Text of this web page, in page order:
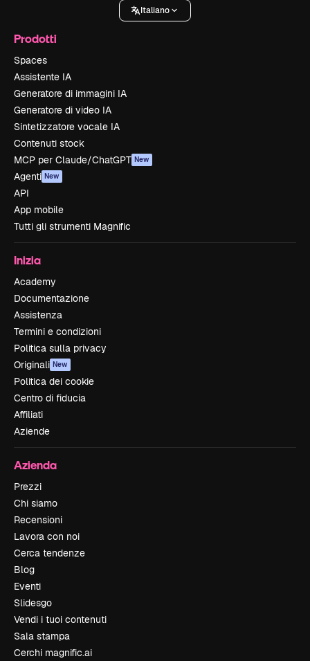
Italiano
Prodotti
Spaces
Assistente IA
Generatore di immagini IA
Generatore di video IA
Sintetizzatore vocale IA
Contenuti stock
MCP per Claude/ChatGPT New
Agenti New
API
App mobile
Tutti gli strumenti Magnific
Inizia
Academy
Documentazione
Assistenza
Termini e condizioni
Politica sulla privacy
Originali New
Politica dei cookie
Centro di fiducia
Affiliati
Aziende
Azienda
Prezzi
Chi siamo
Recensioni
Lavora con noi
Cerca tendenze
Blog
Eventi
Slidesgo
Vendi i tuoi contenuti
Sala stampa
Cerchi magnific.ai